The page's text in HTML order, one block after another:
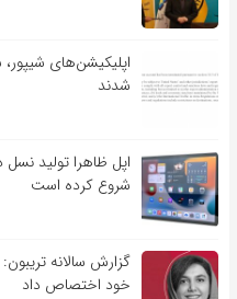
اپلیکیشن‌های
شدند
اپل ظاهرا تولید
شروع کرده است
گزارش سالانه تریبون:
خود اختصاص داد